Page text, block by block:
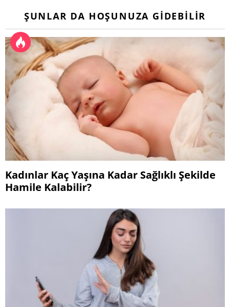
ŞUNLAR DA HOŞUNUZA GIDEBILIR
Kadınlar Kaç Yaşına Kadar Sağlıklı Şekilde
Hamile Kalabilir?